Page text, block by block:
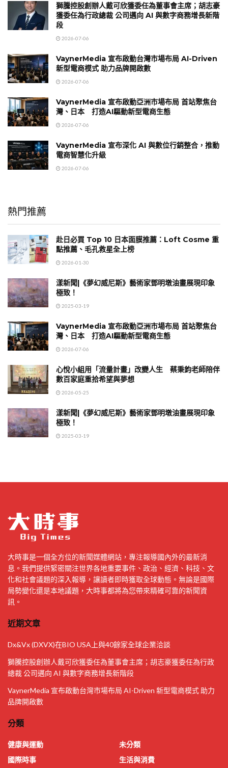
獅騰控股創辦人戴可欣獲委任為董事會主席；胡志豪
獲委任為行政總裁 公司邁向 AI 與數字商務增長新階
段
2026-07-06
VaynerMedia 宣布啟動台灣市場布局 AI-Driven
新型電商模式 助力品牌開啟數
2026-07-06
VaynerMedia 宣布啟動亞洲市場布局 首站聚焦台
灣、日本 打造AI驅動新型電商生態
2026-07-06
VaynerMedia 宣布深化 AI 與數位行銷整合，推動
電商智慧化升級
2026-07-06
熱門推薦
赴日必買 Top 10 日本面膜推薦：Loft Cosme 重
點推薦、毛孔救星全上榜
2026-01-30
漾新聞|《夢幻威尼斯》藝術家鄧明墩油畫展現印象
極致！
2025-03-19
VaynerMedia 宣布啟動亞洲市場布局 首站聚焦台
灣、日本 打造AI驅動新型電商生態
2026-07-06
心悅小組用「流量計畫」改變人生 蔡秉鈞老師陪伴
數百家庭重拾希望與夢想
2026-05-25
漾新聞|《夢幻威尼斯》藝術家鄧明墩油畫展現印象
極致！
2025-03-19
大時事是一個全方位的新聞媒體網站，專注報導國內外的最新消
息。我們提供緊密關注世界各地重要事件、政治、經濟、科技、文
化和社會議題的深入報導，讓讀者即時獲取全球動態。無論是國際
局勢變化還是本地議題，大時事都將為您帶來精確可靠的新聞資
訊。
近期文章
Dx&Vx (DXVX)在BIO USA上與40餘家全球企業洽談
獅騰控股創辦人戴可欣獲委任為董事會主席；胡志豪獲委任為行政
總裁 公司邁向 AI 與數字商務增長新階段
VaynerMedia 宣布啟動台灣市場布局 AI-Driven 新型電商模式 助力
品牌開啟數
分類
健康與運動
國際時事
未分類
生活與消費